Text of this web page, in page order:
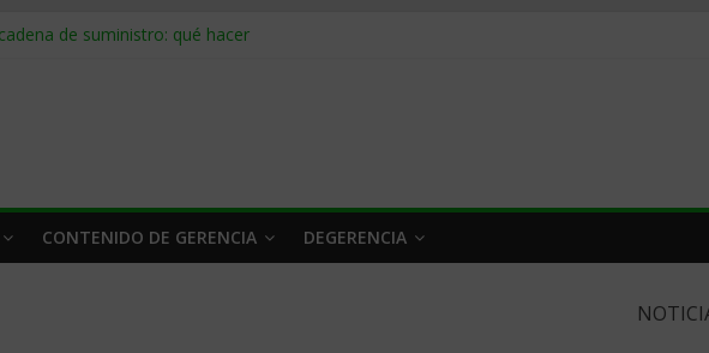
de suministro: qué hacer
es y por qué sale tan caro
cómo auditarla a tiempo
CONTENIDO DE GERENCIA DEGERENCIA